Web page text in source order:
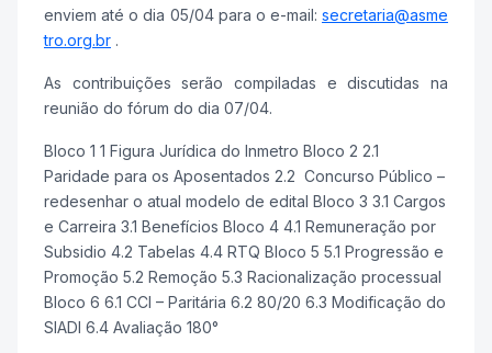
enviem até o dia 05/04 para o e-mail: secretaria@asme
tro.org.br .
As contribuições serão compiladas e discutidas na
reunião do fórum do dia 07/04.
Bloco 1 1 Figura Jurídica do Inmetro Bloco 2 2.1
Paridade para os Aposentados 2.2 Concurso Público –
redesenhar o atual modelo de edital Bloco 3 3.1 Cargos
e Carreira 3.1 Benefícios Bloco 4 4.1 Remuneração por
Subsidio 4.2 Tabelas 4.4 RTQ Bloco 5 5.1 Progressão e
Promoção 5.2 Remoção 5.3 Racionalização processual
Bloco 6 6.1 CCI – Paritária 6.2 80/20 6.3 Modificação do
SIADI 6.4 Avaliação 180°